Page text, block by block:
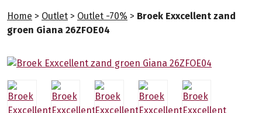
Home > Outlet > Outlet -70% > Broek Exxcellent zand
groen Giana 26ZFOE04